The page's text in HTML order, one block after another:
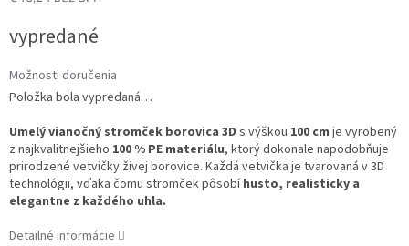
cena:
vypredané
Možnosti doručenia
Položka bola vypredaná…
Umelý vianočný stromček borovica 3D s výškou 100 cm je vyrobený
z najkvalitnejšieho 100 % PE materiálu, ktorý dokonale napodobňuje
prirodzené vetvičky živej borovice. Každá vetvička je tvarovaná v 3D
technológii, vďaka čomu stromček pôsobíhusto, realisticky a
elegantne z každého uhla.
Detailné informácie